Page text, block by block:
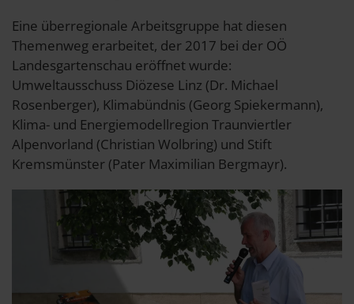
Eine überregionale Arbeitsgruppe hat diesen
Themenweg erarbeitet, der 2017 bei der OÖ
Landesgartenschau eröffnet wurde:
Umweltausschuss Diözese Linz (Dr. Michael
Rosenberger), Klimabündnis (Georg Spiekermann),
Klima- und Energiemodellregion Traunviertler
Alpenvorland (Christian Wolbring) und Stift
Kremsmünster (Pater Maximilian Bergmayr).